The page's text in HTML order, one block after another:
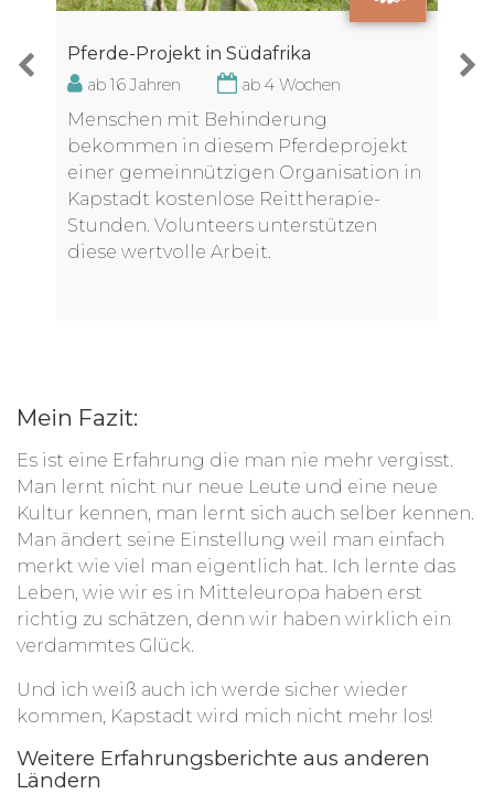
Pferde-Projekt in Südafrika
ab 16 Jahren ab 4 Wochen
Menschen mit Behinderung
bekommen in diesem Pferdeprojekt
einer gemeinnützigen Organisation in
Kapstadt kostenlose Reittherapie-
Stunden. Volunteers unterstützen
diese wertvolle Arbeit.
Mein Fazit:
Es ist eine Erfahrung die man nie mehr vergisst.
Man lernt nicht nur neue Leute und eine neue
Kultur kennen, man lernt sich auch selber kennen.
Man ändert seine Einstellung weil man einfach
merkt wie viel man eigentlich hat. Ich lernte das
Leben, wie wir es in Mitteleuropa haben erst
richtig zu schätzen, denn wir haben wirklich ein
verdammtes Glück.
Und ich weiß auch ich werde sicher wieder
kommen, Kapstadt wird mich nicht mehr los!
Weitere Erfahrungsberichte aus anderen
Ländern